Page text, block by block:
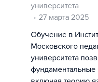
университета
27 марта 2025
Обучение в
Московского
университета
фундаментальные